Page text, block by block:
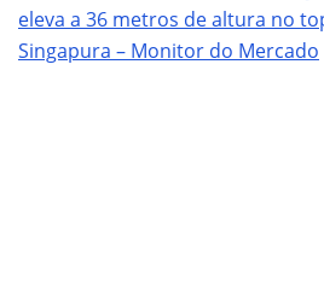
eleva a 36 metros de altura no
Singapura – Monitor do Mercado